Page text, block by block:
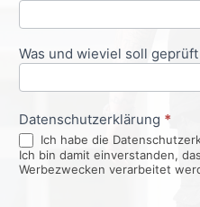
Was und wieviel soll
Datenschutzerklärung *
Ich habe die
Ich bin damit einverstanden,
Werbezwecken verarbeitet